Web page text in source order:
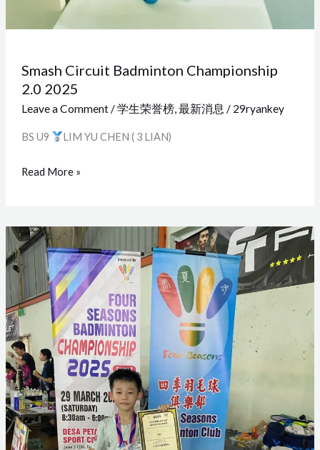
Smash Circuit Badminton Championship
2.0 2025
Leave a Comment/学生荣誉榜,最新消息 / 29ryankey
BS U9 LIM YU CHEN ( 3 LIAN)
Read More »
Four
Seasons
Badminton
Championship
2025
(Peringkat
Negeri)